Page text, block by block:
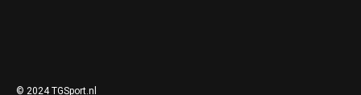
© 2024 TGSport.nl